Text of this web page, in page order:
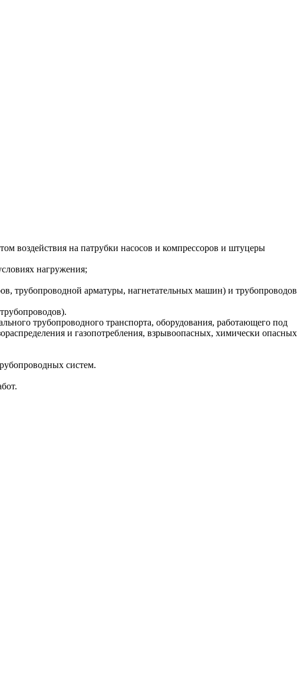
воздействия на патрубки насосов и компрессоров и штуцеры
нагружения;
трубопроводной арматуры, нагнетательных машин) и трубопроводов
трубопроводного транспорта, оборудования, работающего под
и газопотребления, взрывоопасных, химически опасных
систем.